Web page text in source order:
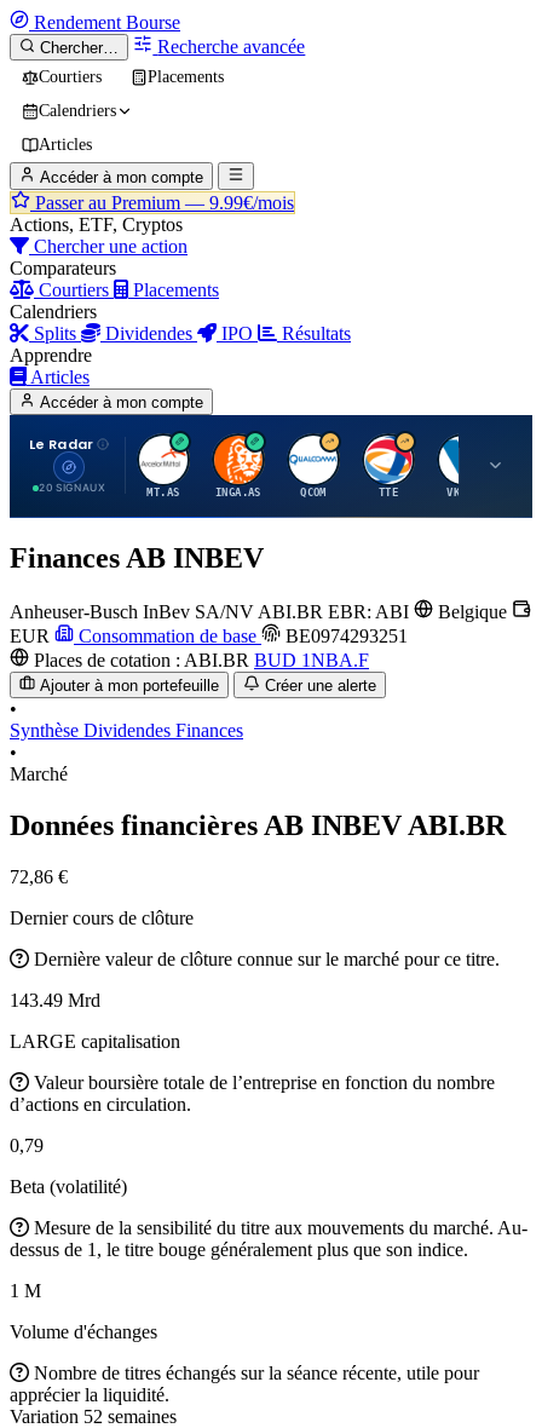
Rendement Bourse
Chercher… Recherche avancée
Courtiers
Placements
Calendriers
Articles
Accéder à mon compte
Passer au Premium — 9.99€/mois
Actions, ETF, Cryptos
Chercher une action
Comparateurs
Courtiers
Placements
Calendriers
Splits
Dividendes IPO
Résultats
Apprendre
Articles
Accéder à mon compte
Le Radar
20 SIGNAUX
A
MT.AS
I
INGA.AS
Q
QCOM
T
TTE VK.PA
Finances AB INBEV
Anheuser-Busch InBev SA/NV ABI.BR EBR: ABI
Belgique
EUR
Consommation de base
BE0974293251
Places de cotation : ABI.BR BUD 1NBA.F
Ajouter à mon portefeuille Créer une alerte
•
Synthèse Dividendes Finances
•
Marché
Données financières AB INBEV ABI.BR
72,86 €
Dernier cours de clôture
Dernière valeur de clôture connue sur le marché pour ce titre.
143.49 Mrd
LARGE capitalisation
Valeur boursière totale de l’entreprise en fonction du nombre
d’actions en circulation.
0,79
Beta (volatilité)
Mesure de la sensibilité du titre aux mouvements du marché. Au-
dessus de 1, le titre bouge généralement plus que son indice.
1 M
Volume d'échanges
Nombre de titres échangés sur la séance récente, utile pour
apprécier la liquidité.
Variation 52 semaines